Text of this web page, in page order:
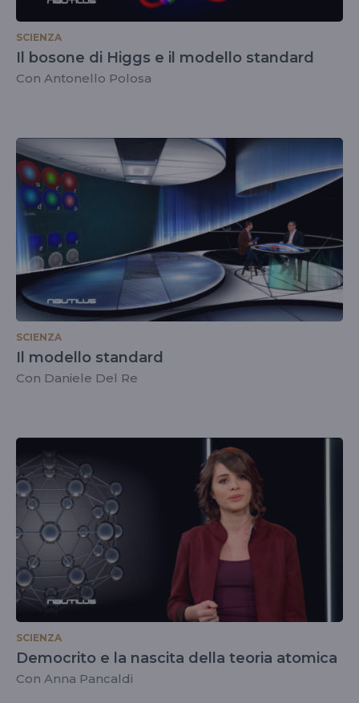
SCIENZA
Il bosone di Higgs e il modello standard
Con Antonello Polosa
SCIENZA
Il modello standard
Con Daniele Del Re
SCIENZA
Democrito e la nascita della teoria atomica
Con Anna Pancaldi